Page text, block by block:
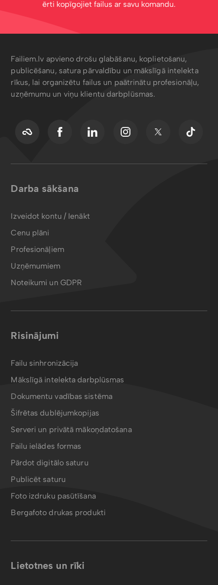
ērti kopīgojiet failus ar savu komandu.
Failiem.lv apvieno drošu glabāšanu, koplietošanu,
publicēšanu, satura pārvaldību un mākslīgā intelekta
rīkus, lai organizētu failus un paātrinātu profesionāļu,
uzņēmumu un viņu klientu darbplūsmas.
Darba sākšana
Izveidot kontu / Ienākt
Cenu plāni
Profesionāļiem
Uzņēmumiem
Noteikumi un GDPR
Risinājumi
Failu sinhronizācija
Mākslīgā intelekta darbplūsmas
Dokumentu vadības sistēma
Šifrētas dublējumkopijas
Serveri un privātā mākoņdatošana
Failu ielādes formas
Pārdot digitālo saturu
Publicēt saturu
Foto izdruku pasūtīšana
Bergafoto drukas produkti
Lietotnes un rīki